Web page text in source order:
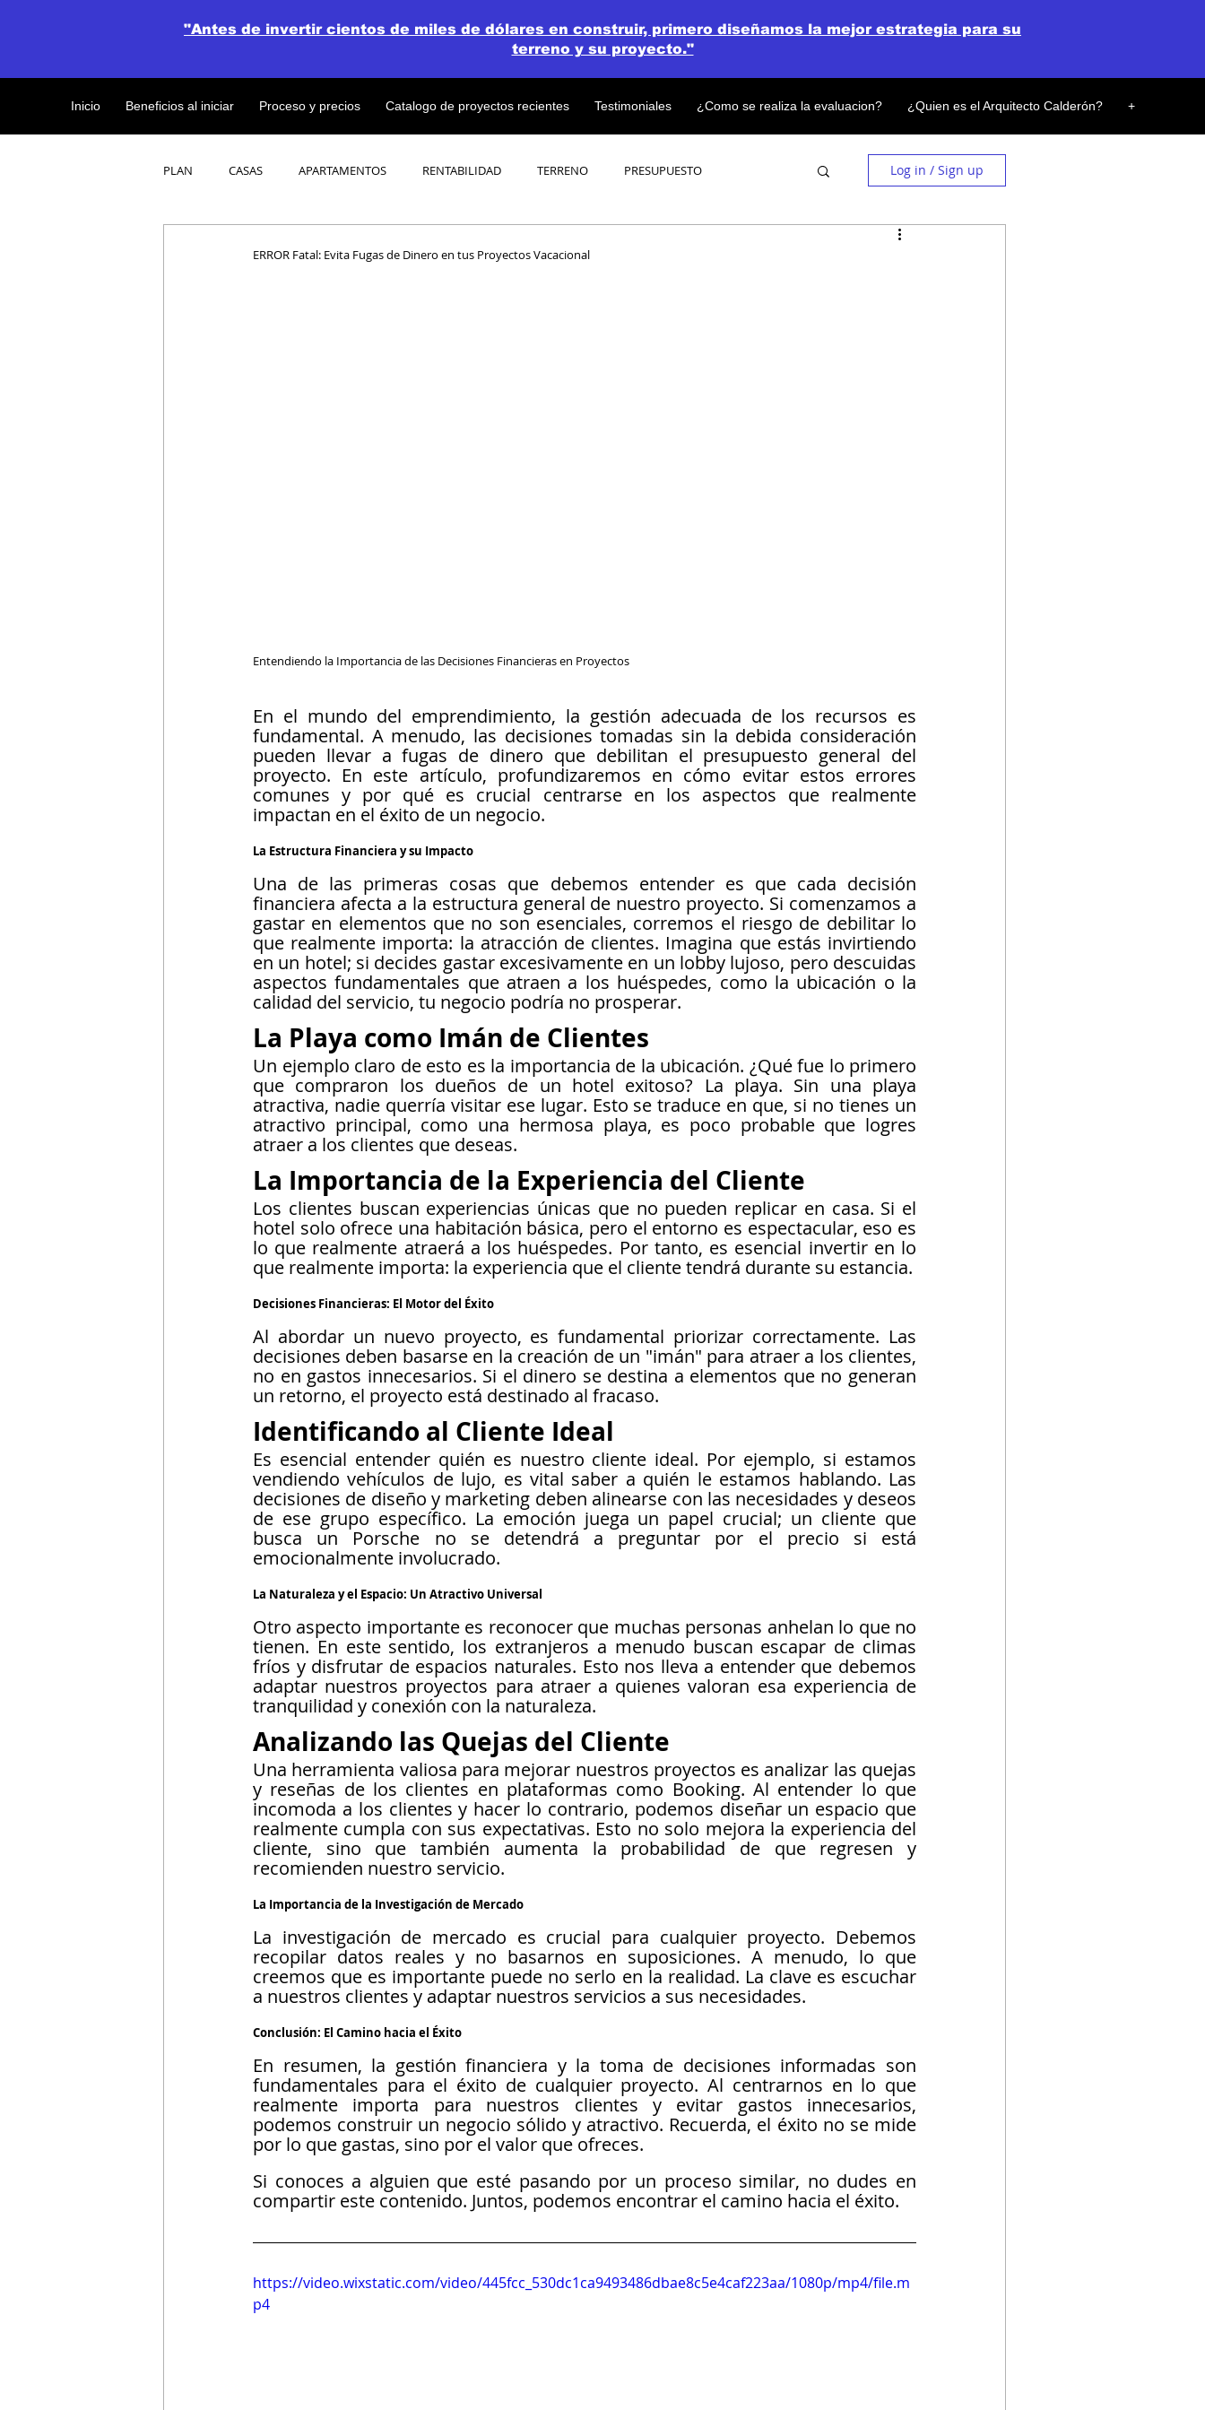
Inicio Beneficios al iniciar Proceso y precios Catalogo de proyectos recientes Testimoniales ¿Como se realiza la evaluacion? ¿Quien es el Arquitecto Calderón? +
"Antes de invertir cientos de miles de dólares en construir, primero diseñamos la mejor estrategia para su
terreno y su proyecto."
PLAN CASAS APARTAMENTOS RENTABILIDAD TERRENO PRESUPUESTO Log in / Sign up
ERROR Fatal: Evita Fugas de Dinero en tus Proyectos Vacacional
Entendiendo la Importancia de las Decisiones Financieras en Proyectos
En el mundo del emprendimiento, la gestión adecuada de los recursos es
fundamental. A menudo, las decisiones tomadas sin la debida consideración
pueden llevar a fugas de dinero que debilitan el presupuesto general del
proyecto. En este artículo, profundizaremos en cómo evitar estos errores
comunes y por qué es crucial centrarse en los aspectos que realmente
impactan en el éxito de un negocio.
La Estructura Financiera y su Impacto
Una de las primeras cosas que debemos entender es que cada decisión
financiera afecta a la estructura general de nuestro proyecto. Si comenzamos a
gastar en elementos que no son esenciales, corremos el riesgo de debilitar lo
que realmente importa: la atracción de clientes. Imagina que estás invirtiendo
en un hotel; si decides gastar excesivamente en un lobby lujoso, pero descuidas
aspectos fundamentales que atraen a los huéspedes, como la ubicación o la
calidad del servicio, tu negocio podría no prosperar.
La Playa como Imán de Clientes
Un ejemplo claro de esto es la importancia de la ubicación. ¿Qué fue lo primero
que compraron los dueños de un hotel exitoso? La playa. Sin una playa
atractiva, nadie querría visitar ese lugar. Esto se traduce en que, si no tienes un
atractivo principal, como una hermosa playa, es poco probable que logres
atraer a los clientes que deseas.
La Importancia de la Experiencia del Cliente
Los clientes buscan experiencias únicas que no pueden replicar en casa. Si el
hotel solo ofrece una habitación básica, pero el entorno es espectacular, eso es
lo que realmente atraerá a los huéspedes. Por tanto, es esencial invertir en lo
que realmente importa: la experiencia que el cliente tendrá durante su estancia.
Decisiones Financieras: El Motor del Éxito
Al abordar un nuevo proyecto, es fundamental priorizar correctamente. Las
decisiones deben basarse en la creación de un "imán" para atraer a los clientes,
no en gastos innecesarios. Si el dinero se destina a elementos que no generan
un retorno, el proyecto está destinado al fracaso.
Identificando al Cliente Ideal
Es esencial entender quién es nuestro cliente ideal. Por ejemplo, si estamos
vendiendo vehículos de lujo, es vital saber a quién le estamos hablando. Las
decisiones de diseño y marketing deben alinearse con las necesidades y deseos
de ese grupo específico. La emoción juega un papel crucial; un cliente que
busca un Porsche no se detendrá a preguntar por el precio si está
emocionalmente involucrado.
La Naturaleza y el Espacio: Un Atractivo Universal
Otro aspecto importante es reconocer que muchas personas anhelan lo que no
tienen. En este sentido, los extranjeros a menudo buscan escapar de climas
fríos y disfrutar de espacios naturales. Esto nos lleva a entender que debemos
adaptar nuestros proyectos para atraer a quienes valoran esa experiencia de
tranquilidad y conexión con la naturaleza.
Analizando las Quejas del Cliente
Una herramienta valiosa para mejorar nuestros proyectos es analizar las quejas
y reseñas de los clientes en plataformas como Booking. Al entender lo que
incomoda a los clientes y hacer lo contrario, podemos diseñar un espacio que
realmente cumpla con sus expectativas. Esto no solo mejora la experiencia del
cliente, sino que también aumenta la probabilidad de que regresen y
recomienden nuestro servicio.
La Importancia de la Investigación de Mercado
La investigación de mercado es crucial para cualquier proyecto. Debemos
recopilar datos reales y no basarnos en suposiciones. A menudo, lo que
creemos que es importante puede no serlo en la realidad. La clave es escuchar
a nuestros clientes y adaptar nuestros servicios a sus necesidades.
Conclusión: El Camino hacia el Éxito
En resumen, la gestión financiera y la toma de decisiones informadas son
fundamentales para el éxito de cualquier proyecto. Al centrarnos en lo que
realmente importa para nuestros clientes y evitar gastos innecesarios,
podemos construir un negocio sólido y atractivo. Recuerda, el éxito no se mide
por lo que gastas, sino por el valor que ofreces.
Si conoces a alguien que esté pasando por un proceso similar, no dudes en
compartir este contenido. Juntos, podemos encontrar el camino hacia el éxito.
https://video.wixstatic.com/video/445fcc_530dc1ca9493486dbae8c5e4caf223aa/1080p/mp4/file.m
p4